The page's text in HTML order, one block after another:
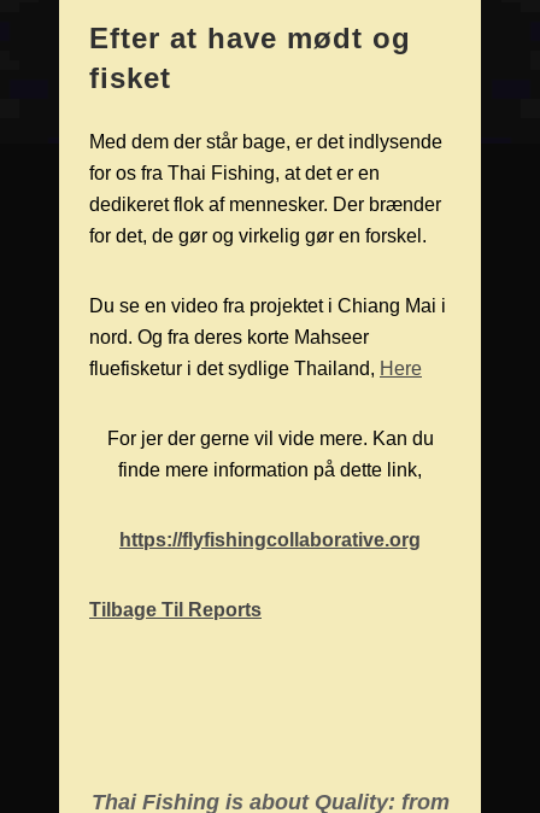
Efter at have mødt og
fisket
Med dem der står bage, er det indlysende
for os fra Thai Fishing, at det er en
dedikeret flok af mennesker. Der brænder
for det, de gør og virkelig gør en forskel.
Du se en video fra projektet i Chiang Mai i
nord. Og fra deres korte Mahseer
fluefisketur i det sydlige Thailand, Here
For jer der gerne vil vide mere. Kan du
finde mere information på dette link,
https://flyfishingcollaborative.org
Tilbage Til Reports
Thai Fishing is about Quality: from